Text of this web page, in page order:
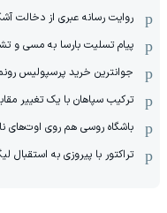
روایت رسانه عبری از دخالت
پیام تسلیت بارسا به مسی و
جوانترین خرید پرسپولیس
ترکیب سپاهان با یک تغییر
باشگاه روسی هم روی اوت‌های
تراکتور با پیروزی به استقبال